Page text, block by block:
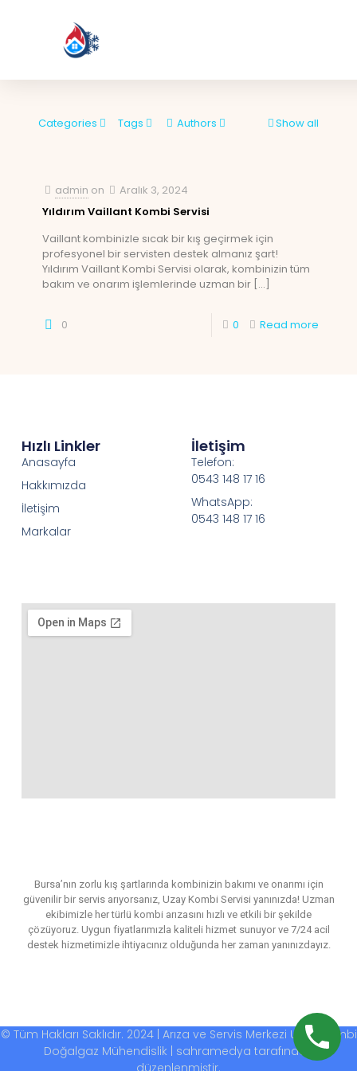
Categories Tags Authors Show all
admin on
Aralık 3, 2024
Yıldırım Vaillant Kombi Servisi
Vaillant kombinizle sıcak bir kış geçirmek için
profesyonel bir servisten destek almanız şart!
Yıldırım Vaillant Kombi Servisi olarak, kombinizin tüm
bakım ve onarım işlemlerinde uzman bir […]
0 0 Read more
Bursa’nın zorlu kış şartlarında kombinizin bakımı ve onarımı için
güvenilir bir servis arıyorsanız, Uzay Kombi Servisi yanınızda! Uzman
ekibimizle her türlü kombi arızasını hızlı ve etkili bir şekilde
çözüyoruz. Uygun fiyatlarımızla kaliteli hizmet sunuyor ve 7/24 acil
destek hizmetimizle ihtiyacınız olduğunda her zaman yanınızdayız.
Hızlı Linkler
Anasayfa
Hakkımızda
İletişim
Markalar
İletişim
Telefon:
0543 148 17 16
WhatsApp:
0543 148 17 16
© Tüm Hakları Saklıdır. 2024 | Arıza ve Servis Merkezi Uzay Kombi
Doğalgaz Mühendislik | sahramedya tarafından